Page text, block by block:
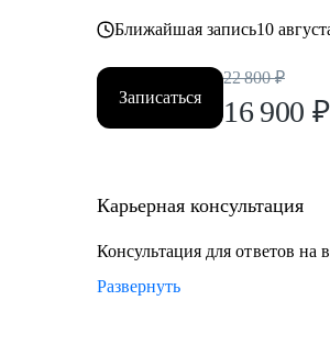
начать ;)
Делаю качественный продукт
запрос клиента, глубокой
Ближайшая запись10
Записаться
22 800 ₽
16 900 ₽
Карьерная консультация
Консультация для ответов
Развернуть